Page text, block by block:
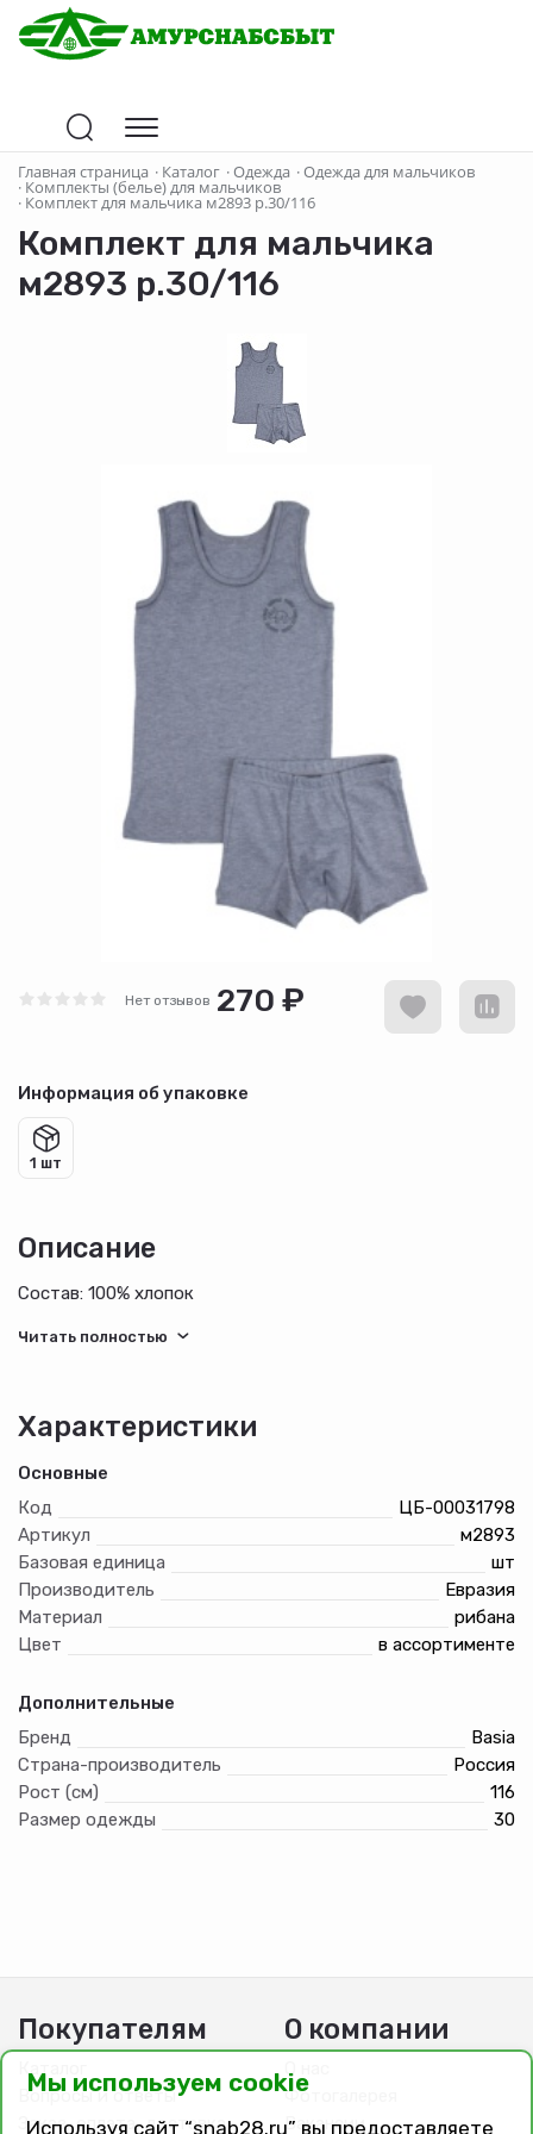
Главная страница · Каталог ·Одежда ·Одежда для мальчиков
· Комплекты (белье) для мальчиков
· Комплект для мальчика м2893 р.30/116
Комплект для мальчика
м2893 р.30/116
Нет отзывов 270 ₽
Информация об упаковке
1 шт
Описание
Состав: 100% хлопок
Характеристики
Основные
Код
ЦБ-00031798
Артикул
м2893
Базовая единица
шт
Производитель
Евразия
Материал
рибана
Цвет
в ассортименте
Дополнительные
Бренд
Basia
Страна-производитель
Россия
Рост (см)
116
Размер одежды
30
Покупателям
Каталог
Вопросы и ответы
Заказ, оплата, доставка
О компании
О нас
Фотогалерея
Вакансии
Мы используем cookie
Используя сайт “snab28.ru” вы предоставляете